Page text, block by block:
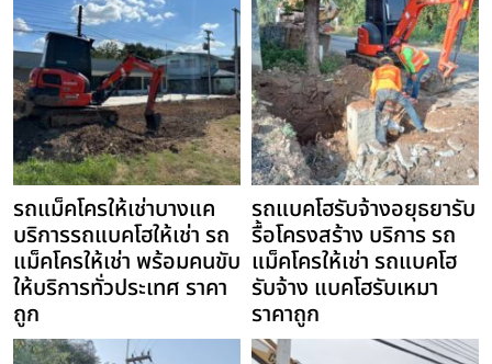
รถแม็คโครให้เช่าบางแค
บริการรถแบคโฮให้เช่า รถ
แม็คโครให้เช่า พร้อมคนขับ
ให้บริการทั่วประเทศ ราคา
ถูก
รถแบคโฮรับจ้างอยุธยารับ
รื้อโครงสร้าง บริการ รถ
แม็คโครให้เช่า รถแบคโฮ
รับจ้าง แบคโฮรับเหมา
ราคาถูก